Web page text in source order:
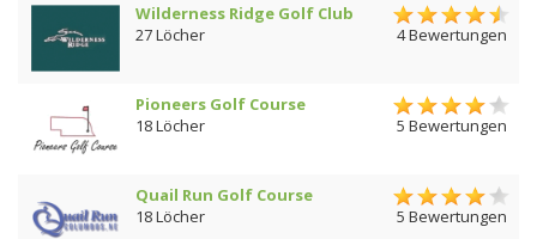
Wilderness Ridge Golf Club
27 Löcher
4 Bewertungen
Pioneers Golf Course
18 Löcher
5 Bewertungen
Quail Run Golf Course
18 Löcher
5 Bewertungen